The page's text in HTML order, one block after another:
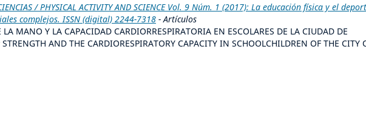
/ PHYSICAL ACTIVITY AND SCIENCE Vol. 9 Núm. 1 (2017): La educación física y el
complejos. ISSN (digital) 2244-7318 - Artículos
LA MANO Y LA CAPACIDAD CARDIORRESPIRATORIA EN ESCOLARES DE LA CIUDAD DE
AND THE CARDIORESPIRATORY CAPACITY IN SCHOOLCHILDREN OF THE CITY